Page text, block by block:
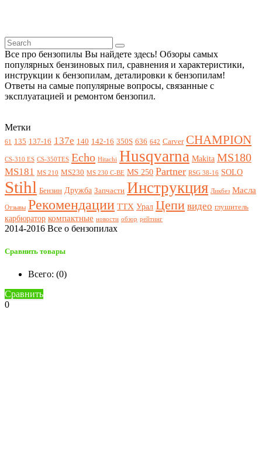
Все про бензопилы Вы найдете здесь! Обзоры самых
популярных бензиновых пил, сравнения и характеристики,
инструкции к бензопилам, деталировки к бензопилам!
Ответы на самые популярные вопросы, связанные с
эксплуатацией и ремонтом бензопил.
Метки
61 135 137-16 137e 140 142-16 350S 636 642 Carver CHAMPION
CS-310 ES CS-350TES Echo Hitachi Husqvarna Makita MS180
MS181 MS 210 MS230 MS 230 C-BE MS 250 Partner RSG 38-16 SOLO
Stihl Бензин Дружба Запчасти Инструкция Ликбез Масла
Отзывы Рекомендации ТТХ Урал Цепи видео глушитель
карбюратор компактные новости обзор рейтинг
2014-2016 Все о бензопилах
Сравнить товары
Всего: (0)
Сравнить
0